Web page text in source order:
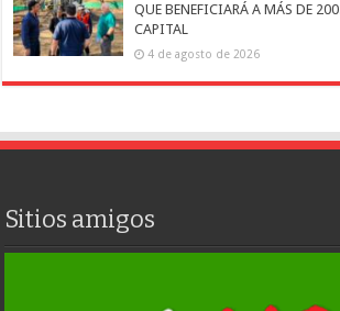
QUE BENEFICIARÁ A MÁS DE
CAPITAL
4 de agosto de 2026
Sitios amigos